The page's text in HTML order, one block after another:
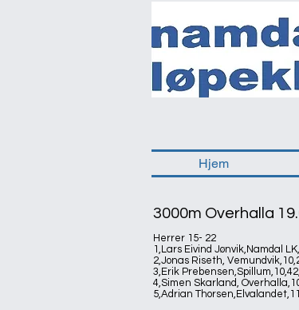
Hjem
3000m Overhalla
Herrer 15- 22
1,Lars Eivind Jønvik,Namdal
2,Jonas Riseth,
3,Erik
4,Simen Skarland,
5,Adrian